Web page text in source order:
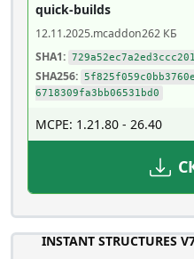
quick-builds
12.11.2025.mcaddon262 КБ
SHA1:
SHA256:
6718309fa3bb06531bd0
MCPE: 1.21.80 - 26.40
INSTANT STRUCTURES